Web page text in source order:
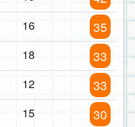
16 35
18 33
12 33
15 30